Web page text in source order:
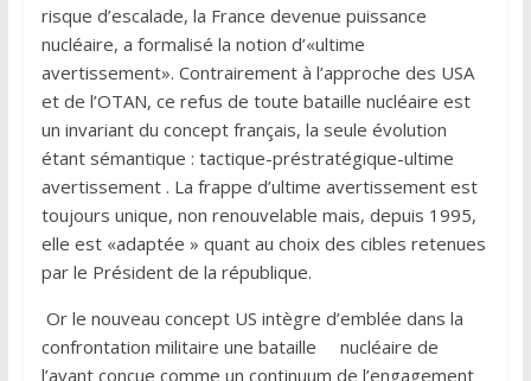
risque d’escalade, la France devenue puissance
nucléaire, a formalisé la notion d’«ultime
avertissement». Contrairement à l’approche des USA
et de l’OTAN, ce refus de toute bataille nucléaire est
un invariant du concept français, la seule évolution
étant sémantique : tactique-préstratégique-ultime
avertissement . La frappe d’ultime avertissement est
toujours unique, non renouvelable mais, depuis 1995,
elle est «adaptée » quant au choix des cibles retenues
par le Président de la république.
Or le nouveau concept US intègre d’emblée dans la
confrontation militaire une bataille nucléaire de
l’avant conçue comme un continuum de l’engagement